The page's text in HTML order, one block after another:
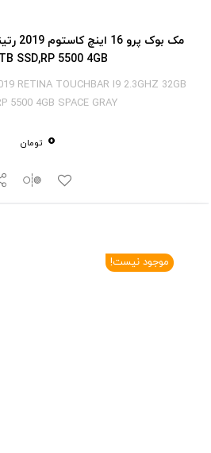
SSD,RP 5500 4GB
RETINA TOUCHBAR I9 2.3GHZ 32GB
5500 4GB SPACE GRAY
0 تومان
موجود نیست!